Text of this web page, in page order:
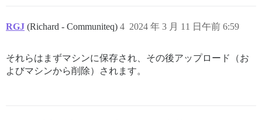
RGJ (Richard - Communiteq) 2024 年 3 月 11 日午前 6:59
4
それらはまずマシンに保存され、その後アップロード（お
よびマシンから削除）されます。